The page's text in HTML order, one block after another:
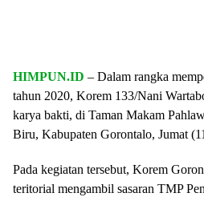
HIMPUN.ID – Dalam rangka
tahun 2020, Korem 133/Nani
karya bakti, di Taman Makam
Biru, Kabupaten Gorontalo, Jumat
Pada kegiatan tersebut, Korem
teritorial mengambil sasaran TMP